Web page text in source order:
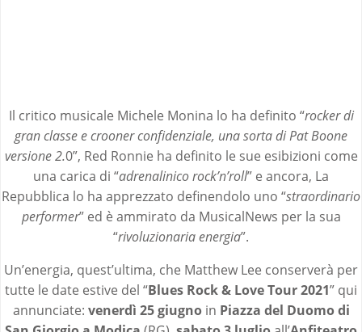
Il critico musicale Michele Monina lo ha definito “rocker di
gran classe e crooner confidenziale, una sorta di Pat Boone
versione 2.0”, Red Ronnie ha definito le sue esibizioni come
una carica di “adrenalinico rock’n’roll” e ancora, La
Repubblica lo ha apprezzato definendolo uno “straordinario
performer” ed è ammirato da MusicalNews per la sua
“rivoluzionaria energia”.
Un’energia, quest’ultima, che Matthew Lee conserverà per
tutte le date estive del “Blues Rock & Love Tour 2021” qui
annunciate: venerdì 25 giugnoin Piazza del Duomo di